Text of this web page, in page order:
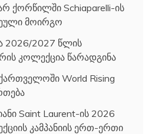
ქორწილში Schiaparelli-ის
მოირგო
2026/2027 წლის
კოლექცია წარადგინა
World Rising
Saint Laurent-ის 2026
კამპანიის ერთ-ერთი